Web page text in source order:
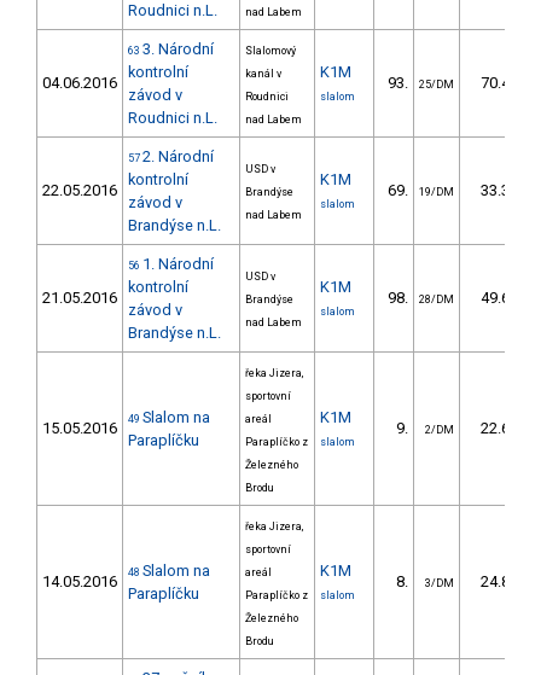
Roudnici n.L.
nad Labem
04.06.2016
63 3. Národní
kontrolní
závod v
Roudnici n.L.
Slalomový
kanál v
Roudnici
nad Labem
K1M
slalom
93. 25/DM 70.43
22.05.2016
57 2. Národní
kontrolní
závod v
Brandýse n.L.
USD v
Brandýse
nad Labem
K1M
slalom
69. 19/DM 33.31
21.05.2016
56 1. Národní
kontrolní
závod v
Brandýse n.L.
USD v
Brandýse
nad Labem
K1M
slalom
98. 28/DM 49.63
15.05.2016 49 Slalom na
Paraplíčku
řeka Jizera,
sportovní
areál
Paraplíčko z
Železného
Brodu
K1M
slalom
9. 2/DM 22.60
14.05.2016 48 Slalom na
Paraplíčku
řeka Jizera,
sportovní
areál
Paraplíčko z
Železného
Brodu
K1M
slalom
8. 3/DM 24.80